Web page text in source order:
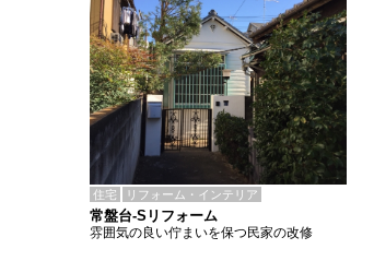
住宅 リフォーム・インテリア
常盤台-Sリフォーム
雰囲気の良い佇まいを保つ民家の改修